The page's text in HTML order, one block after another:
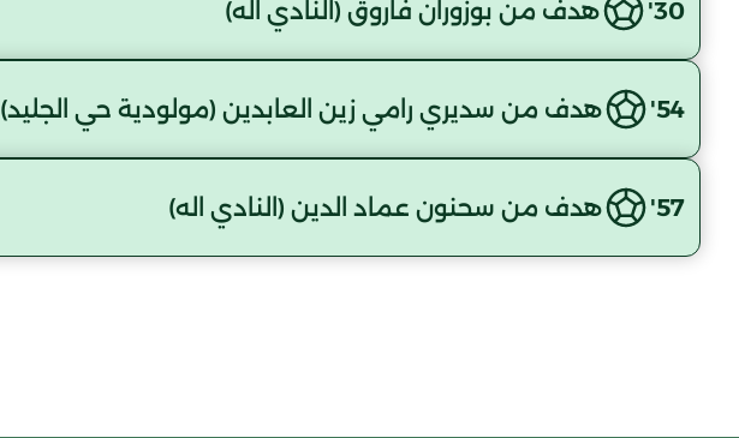
30' هدف من بوزوران فاروق (النادي اله)
54' هدف من سديري رامي زين العابدين (مولودية حي الجليد)
57' هدف من سحنون عماد الدين (النادي اله)